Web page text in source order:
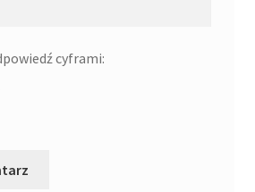
cyframi: